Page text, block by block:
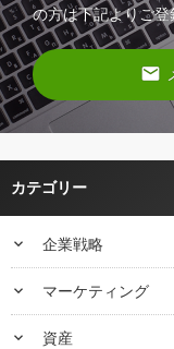
の方は下記よりご登
email
カテゴリー
keyboard_arrow_down 企業戦略
keyboard_arrow_down マーケティング
keyboard_arrow_down 資産